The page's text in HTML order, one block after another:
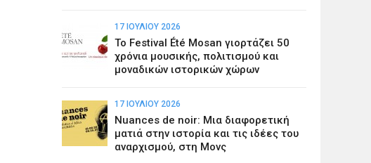
17 ΙΟΥΛΊΟΥ 2026
Το Festival Été Mosan γιορτάζει 50
χρόνια μουσικής, πολιτισμού και
μοναδικών ιστορικών χώρων
17 ΙΟΥΛΊΟΥ 2026
Nuances de noir: Μια διαφορετική
ματιά στην ιστορία και τις ιδέες του
αναρχισμού, στη Μονς